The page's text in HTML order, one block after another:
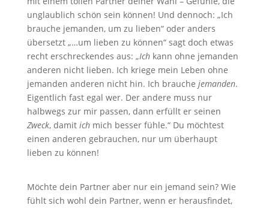
unglaublich schön sein können! Und dennoch: „Ich
brauche jemanden, um zu lieben“ oder anders
übersetzt „…um lieben zu können“ sagt doch etwas
recht erschreckendes aus: „Ichkann ohne jemanden
anderen nicht lieben. Ich kriege mein Leben ohne
jemanden anderen nicht hin. Ich brauche jemanden.
Eigentlich fast egal wer. Der andere muss nur
halbwegs zur mir passen, dann erfüllt er seinen
Zweck, damit ichmich besser fühle.“ Du möchtest
einen anderen gebrauchen, nur um überhaupt
lieben zu können!
Möchte dein Partner aber nur ein jemand sein? Wie
fühlt sich wohl dein Partner, wenn er herausfindet,